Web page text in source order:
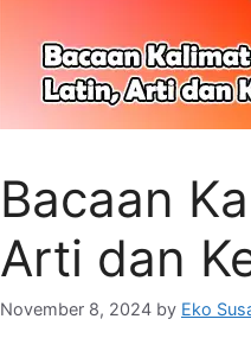
Bacaan
Arti dan
November 8, 2024 by Eko